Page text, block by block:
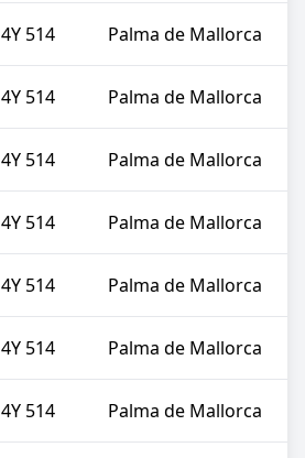
4Y 514 Palma de Mallorca
4Y 514 Palma de Mallorca
4Y 514 Palma de Mallorca
4Y 514 Palma de Mallorca
4Y 514 Palma de Mallorca
4Y 514 Palma de Mallorca
4Y 514 Palma de Mallorca